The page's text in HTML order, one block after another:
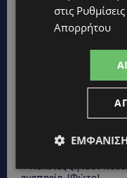
UPDATES
– Πολίτες ζητούν
στις
Απορρήτου